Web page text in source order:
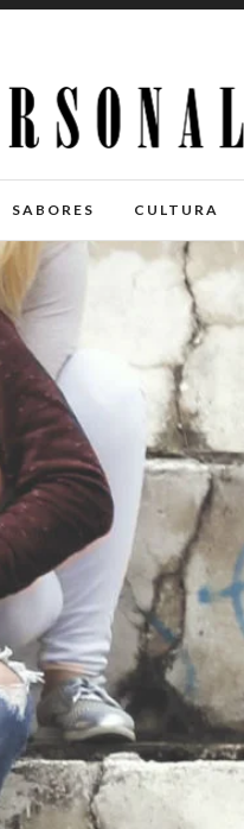
SABORES CULTURA